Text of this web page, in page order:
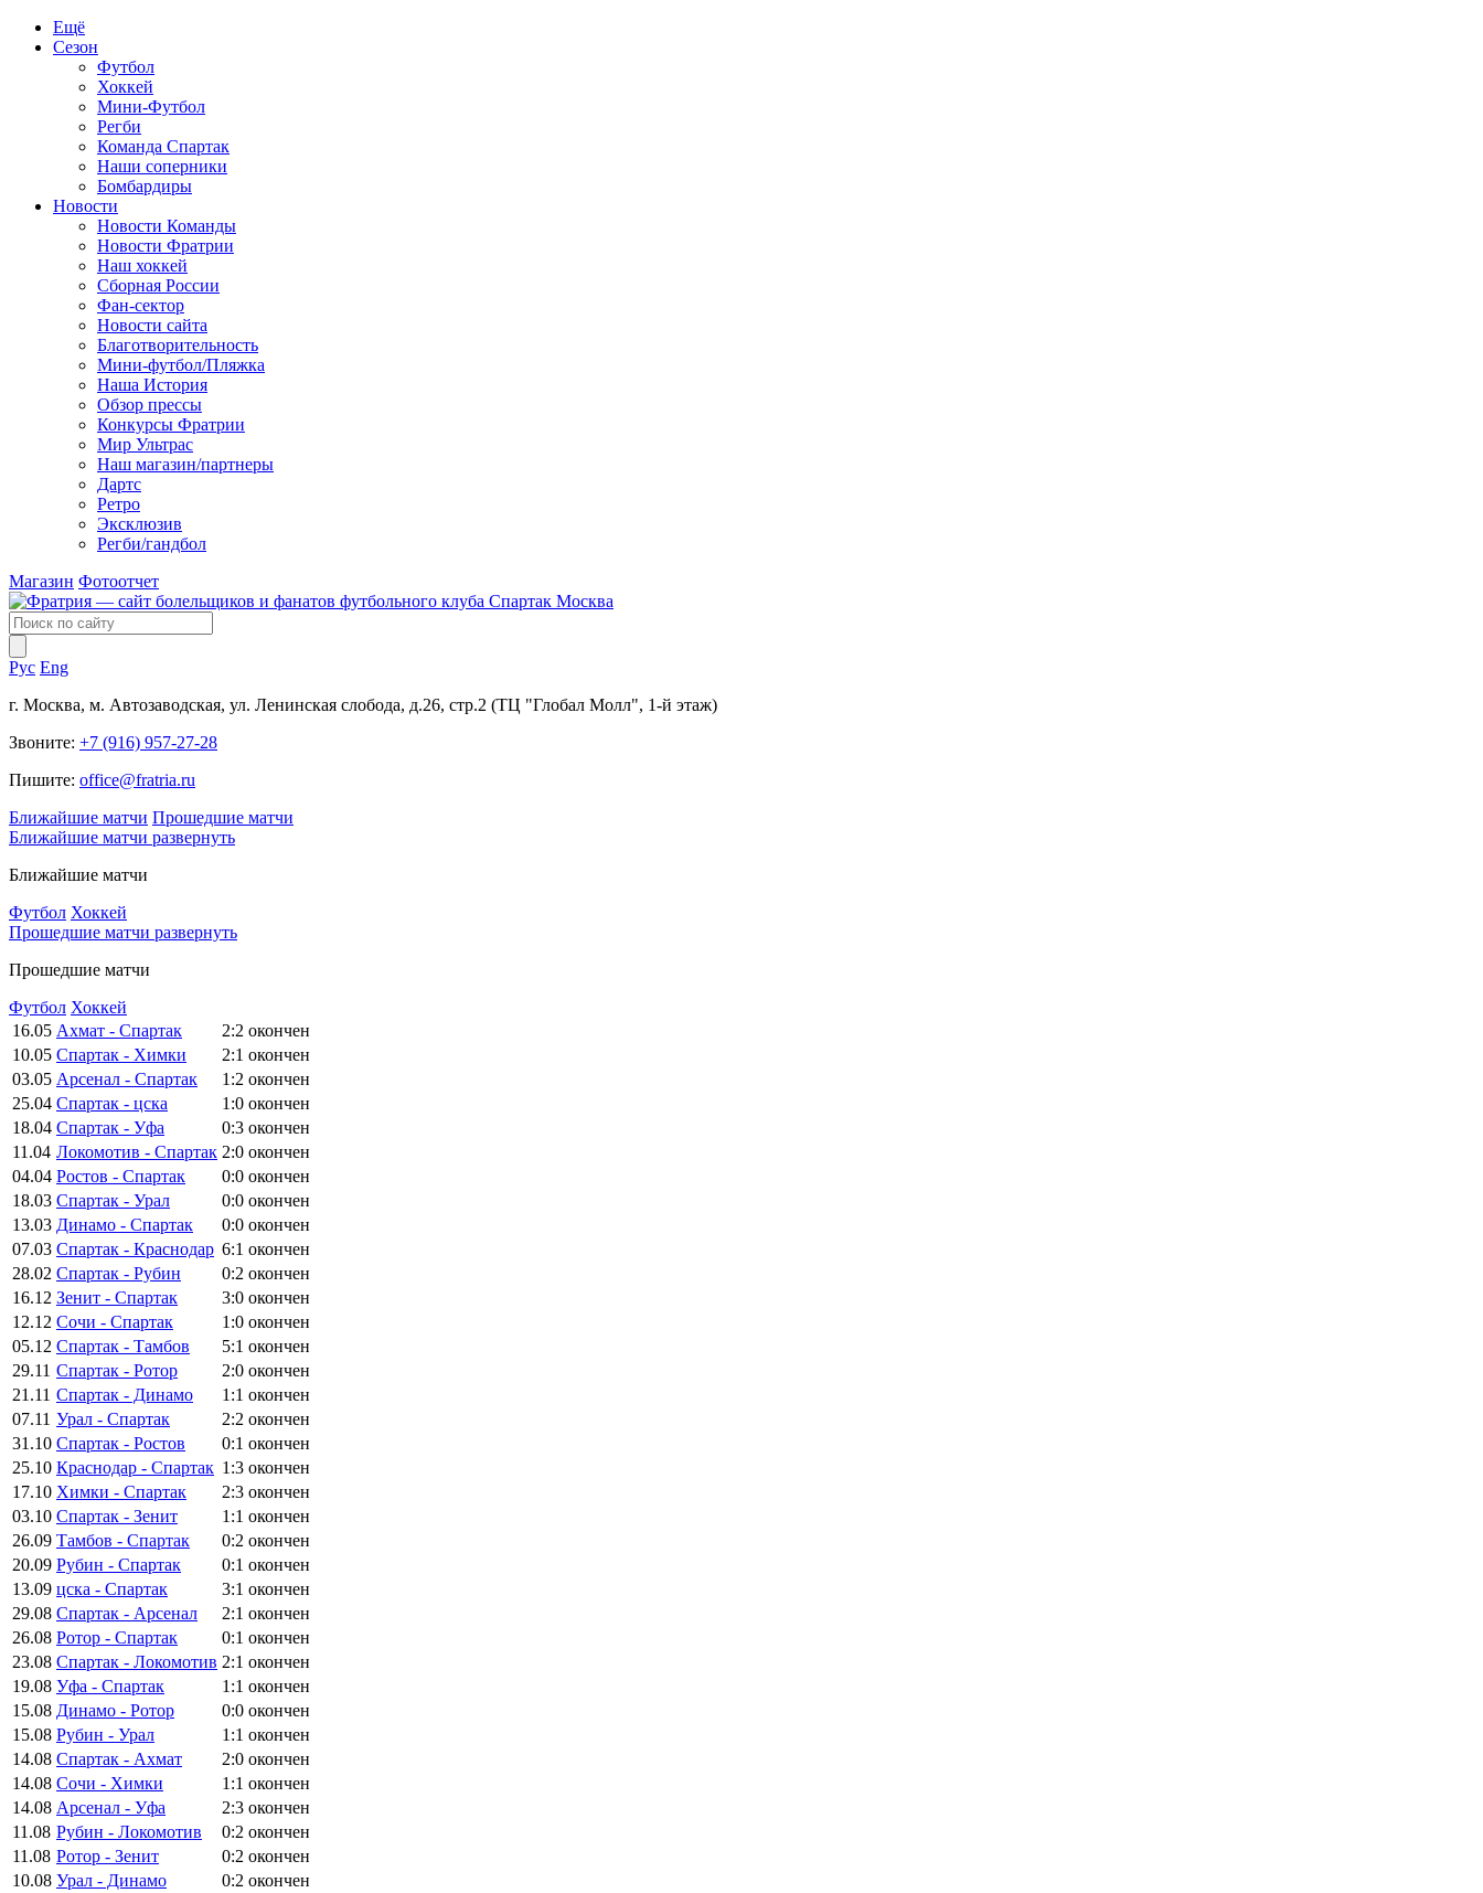
Ещё
Сезон
Футбол
Хоккей
Мини-Футбол
Регби
Команда Спартак
Наши соперники
Бомбардиры
Новости
Новости Команды
Новости Фратрии
Наш хоккей
Сборная России
Фан-cектор
Новости сайта
Благотворительность
Мини-футбол/Пляжка
Наша История
Обзор прессы
Конкурсы Фратрии
Мир Ультрас
Наш магазин/партнеры
Дартс
Ретро
Эксклюзив
Регби/гандбол
Магазин Фотоотчет
Рус Eng
г. Москва, м. Автозаводская, ул. Ленинская слобода, д.26, стр.2 (ТЦ "Глобал Молл", 1-й этаж)
Звоните: +7 (916) 957-27-28
Пишите: office@fratria.ru
Ближайшие матчи Прошедшие матчи
Ближайшие матчи развернуть
Ближайшие матчи
Футбол Хоккей
Прошедшие матчи развернуть
Прошедшие матчи
Футбол Хоккей
16.05 Ахмат - Спартак 2:2 окончен
10.05 Спартак - Химки 2:1 окончен
03.05 Арсенал - Спартак 1:2 окончен
25.04 Спартак - цска 1:0 окончен
18.04 Спартак - Уфа 0:3 окончен
11.04 Локомотив - Спартак 2:0 окончен
04.04 Ростов - Спартак 0:0 окончен
18.03 Спартак - Урал 0:0 окончен
13.03 Динамо - Спартак 0:0 окончен
07.03 Спартак - Краснодар 6:1 окончен
28.02 Спартак - Рубин 0:2 окончен
16.12 Зенит - Спартак 3:0 окончен
12.12 Сочи - Спартак 1:0 окончен
05.12 Спартак - Тамбов 5:1 окончен
29.11 Спартак - Ротор 2:0 окончен
21.11 Спартак - Динамо 1:1 окончен
07.11 Урал - Спартак 2:2 окончен
31.10 Спартак - Ростов 0:1 окончен
25.10 Краснодар - Спартак 1:3 окончен
17.10 Химки - Спартак 2:3 окончен
03.10 Спартак - Зенит 1:1 окончен
26.09 Тамбов - Спартак 0:2 окончен
20.09 Рубин - Спартак 0:1 окончен
13.09 цска - Спартак 3:1 окончен
29.08 Спартак - Арсенал 2:1 окончен
26.08 Ротор - Спартак 0:1 окончен
23.08 Спартак - Локомотив 2:1 окончен
19.08 Уфа - Спартак 1:1 окончен
15.08 Динамо - Ротор 0:0 окончен
15.08 Рубин - Урал 1:1 окончен
14.08 Спартак - Ахмат 2:0 окончен
14.08 Сочи - Химки 1:1 окончен
14.08 Арсенал - Уфа 2:3 окончен
11.08 Рубин - Локомотив 0:2 окончен
11.08 Ротор - Зенит 0:2 окончен
10.08 Урал - Динамо 0:2 окончен